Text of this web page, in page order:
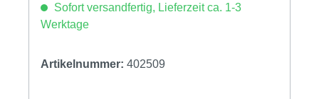
Sofort versandfertig, Lieferzeit ca. 1-3
Werktage
Artikelnummer: 402509